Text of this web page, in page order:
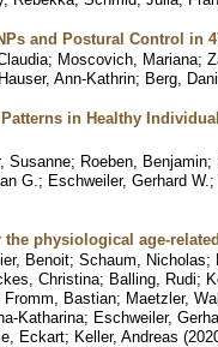
and Postural Control in
; Moscovich, Mariana;
Hauser, Ann-Kathrin; Berg,
in Healthy
Susanne; Roeben, Benjamin;
G. ; Eschweiler, Gerhard W. ;
the physiological age-
Benoit; Schaum, Nicholas;
Christina; Balling, Rudi;
Fromm, Bastian; Maetzler,
Katharina; Eschweiler,
Eckart; Keller, Andreas (